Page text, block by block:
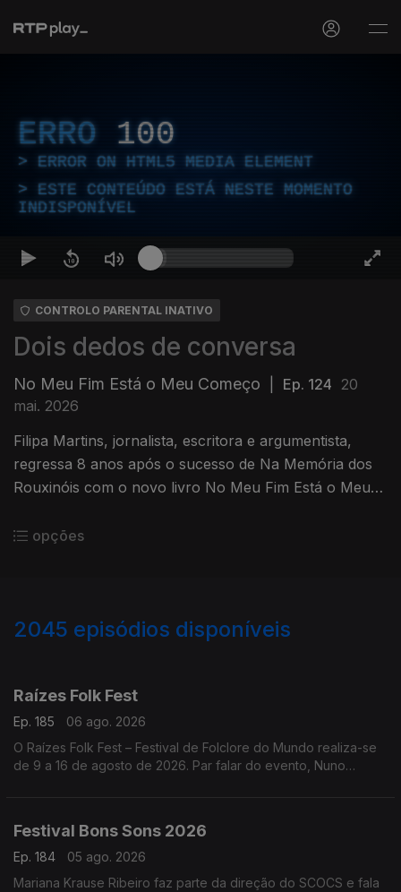
ERRO 100
ERROR ON HTML5 MEDIA ELEMENT
ESTE CONTEÚDO ESTÁ NESTE MOMENTO
INDISPONÍVEL
CONTROLO PARENTAL INATIVO
Dois dedos de conversa
No Meu Fim Está o Meu Começo Ep. 124 20
mai. 2026
Filipa Martins, jornalista, escritora e argumentista,
regressa 8 anos após o sucesso de Na Memória dos
Rouxinóis com o novo livro No Meu Fim Está o Meu
opções
2045 episódios disponíveis
Raízes Folk Fest
Ep. 185
06 ago. 2026
O Raízes Folk Fest – Festival de Folclore do Mundo realiza-se
de 9 a 16 de agosto de 2026. Par falar do evento, Nuno
Festival Bons Sons 2026
Ep. 184
05 ago. 2026
Mariana Krause Ribeiro faz parte da direção do SCOCS e fala